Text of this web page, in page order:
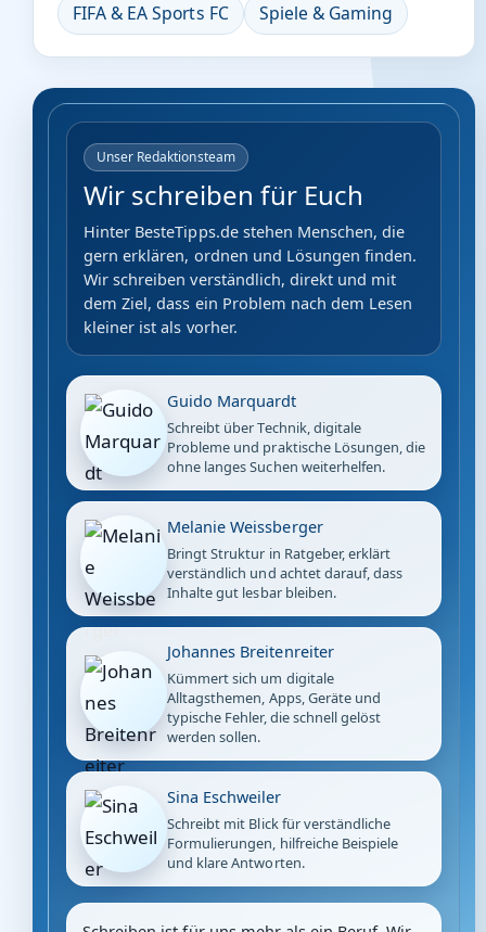
FIFA & EA Sports FC Spiele & Gaming
Unser Redaktionsteam
Wir schreiben für Euch
Hinter BesteTipps.de stehen Menschen, die
gern erklären, ordnen und Lösungen finden.
Wir schreiben verständlich, direkt und mit
dem Ziel, dass ein Problem nach dem Lesen
kleiner ist als vorher.
Guido Marquardt
Schreibt über Technik, digitale
Probleme und praktische Lösungen, die
ohne langes Suchen weiterhelfen.
Melanie Weissberger
Bringt Struktur in Ratgeber, erklärt
verständlich und achtet darauf, dass
Inhalte gut lesbar bleiben.
Johannes Breitenreiter
Kümmert sich um digitale
Alltagsthemen, Apps, Geräte und
typische Fehler, die schnell gelöst
werden sollen.
Sina Eschweiler
Schreibt mit Blick für verständliche
Formulierungen, hilfreiche Beispiele
und klare Antworten.